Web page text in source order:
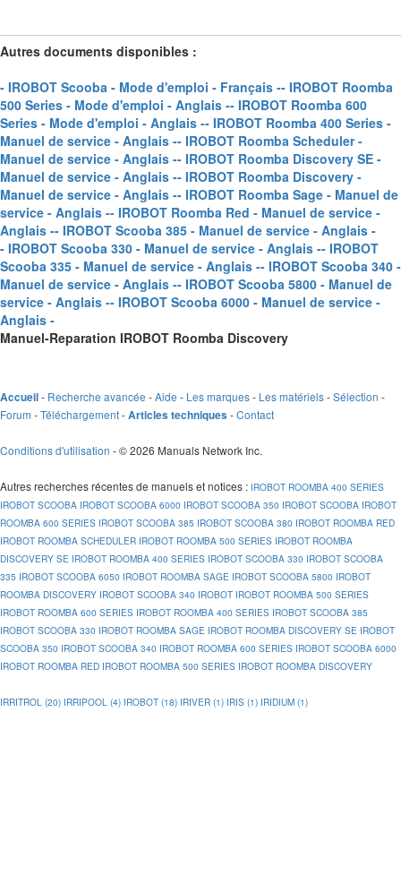
Autres documents disponibles :
- IROBOT Scooba - Mode d'emploi - Français -- IROBOT Roomba
500 Series - Mode d'emploi - Anglais -- IROBOT Roomba 600
Series - Mode d'emploi - Anglais -- IROBOT Roomba 400 Series -
Manuel de service - Anglais -- IROBOT Roomba Scheduler -
Manuel de service - Anglais -- IROBOT Roomba Discovery SE -
Manuel de service - Anglais -- IROBOT Roomba Discovery -
Manuel de service - Anglais -- IROBOT Roomba Sage - Manuel de
service - Anglais -- IROBOT Roomba Red - Manuel de service -
Anglais -- IROBOT Scooba 385 - Manuel de service - Anglais -
- IROBOT Scooba 330 - Manuel de service - Anglais -- IROBOT
Scooba 335 - Manuel de service - Anglais -- IROBOT Scooba 340 -
Manuel de service - Anglais -- IROBOT Scooba 5800 - Manuel de
service - Anglais -- IROBOT Scooba 6000 - Manuel de service -
Anglais -
Manuel-Reparation IROBOT Roomba Discovery
Accueil- Recherche avancée -Aide - Les marques- Les matériels-Sélection -
Forum -Téléchargement-Articles techniques -Contact
Conditions d'utilisation - © 2026 Manuals Network Inc.
Autres recherches récentes de manuels et notices : IROBOT ROOMBA 400 SERIES
IROBOT SCOOBA IROBOT SCOOBA 6000 IROBOT SCOOBA 350 IROBOT SCOOBA IROBOT
ROOMBA 600 SERIES IROBOT SCOOBA 385 IROBOT SCOOBA 380 IROBOT ROOMBA RED
IROBOT ROOMBA SCHEDULER IROBOT ROOMBA 500 SERIES IROBOT ROOMBA
DISCOVERY SE IROBOT ROOMBA 400 SERIES IROBOT SCOOBA 330 IROBOT SCOOBA
335 IROBOT SCOOBA 6050 IROBOT ROOMBA SAGE IROBOT SCOOBA 5800 IROBOT
ROOMBA DISCOVERY IROBOT SCOOBA 340 IROBOT IROBOT ROOMBA 500 SERIES
IROBOT ROOMBA 600 SERIES IROBOT ROOMBA 400 SERIES IROBOT SCOOBA 385
IROBOT SCOOBA 330 IROBOT ROOMBA SAGE IROBOT ROOMBA DISCOVERY SE IROBOT
SCOOBA 350 IROBOT SCOOBA 340 IROBOT ROOMBA 600 SERIES IROBOT SCOOBA 6000
IROBOT ROOMBA RED IROBOT ROOMBA 500 SERIES IROBOT ROOMBA DISCOVERY
IRRITROL (20) IRRIPOOL (4) IROBOT (18) IRIVER (1) IRIS (1) IRIDIUM (1)